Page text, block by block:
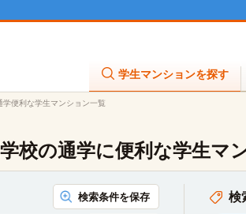
学生マンションを探す
便利な学生マンション一覧
校の通学に便利な学生マ
検索条件を保存 検